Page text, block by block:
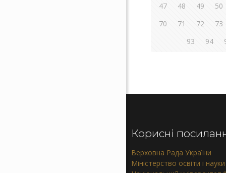
47
48 49
50
70
71 72
73
93
94
Корисні
Верховна Рада України
Міністерство освіти і